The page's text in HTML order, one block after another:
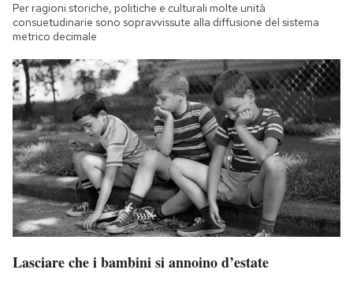
Per ragioni storiche, politiche e culturali molte unità
consuetudinarie sono sopravvissute alla diffusione del sistema
metrico decimale
Lasciare che i bambini si annoino d’estate